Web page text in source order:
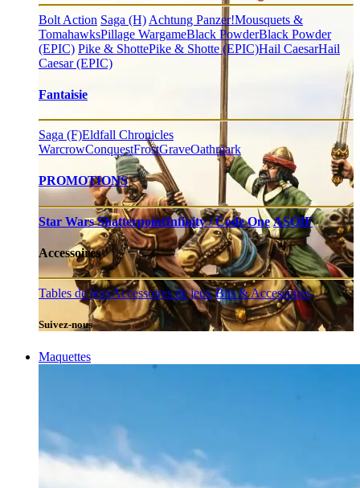
Bolt Action Saga (H) Achtung Panzer!Mousquets &
TomahawksPillage WargameBlack PowderBlack Powder
(EPIC) Pike & ShottePike & Shotte (EPIC)Hail CaesarHail
Caesar (EPIC)
Fantaisie
Saga (F)Eldfall Chronicles
WarcrowConquestFrostGraveOathmark
PROMOTIONS
Star Wars ShatterpointInfinity / Code One ASOIF
Accessoires
Tables de jeuxAccessoires de jeux Bits & Accessoires
Suivez-nous
Maquettes